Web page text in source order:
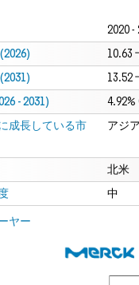
2020 -
10.63
13.52
- 2031)
成長している市
アジ
北米
中
ヤー
Intelligence。再利用にはCC
です。